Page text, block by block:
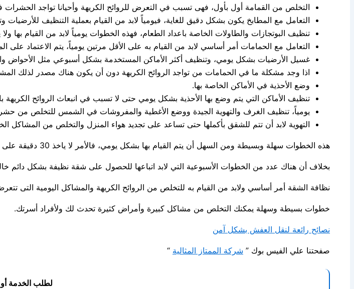
التخلص من القمامة أول بأول، فهى تسبب في التعرض للروائح الكريهة وأحيانا تواجد الحشرات
التعامل مع المطابخ يكون بشكل دقيق للغاية، فيومياً لابد من القيام بعملية التنظيف
تنظيف البوتجازات والطاولات الخاصة باعداد الطعام، فهذه الخطوات يومياً لابد من القيام بها ولا
التعامل مع الحمامات أمر أساسي لابد من القيام به على الأقل مرتين يومياً، يتم الاعتماد على
غسيل الأرضيات بشكل يومي، وتنظيف أكثر الأماكن المستخدمة بشكل أسبوعي مثل الأحواض
اذا وجد مشكلة ما في الحمامات من تواجد الروائح الكريهة دون أن يكون هناك مصدر لذلك
وضع الأحذية في الأماكن الخاصة بها.
تنظيف الأماكن التي يتم وضع بها الأحذية بشكل يومي حتى لا تسبب في انبعاث الروائح الكريهة
يومياً، تنظيف الغرف والتهوية الجيدة ووضع الأغطية والمفروشات في الشمس للتخلص من
التهوية لابد أن تتم للشقق بأكملها حتى تساعد على تجديد هواء المنزل والتخلص من المشاكل
هذه الخطوات سهلة وبسيطة ومن السهل أن يتم القيام بها بشكل يومي، فالأمر لا ياخذ 30 دقيقة على الإطلاق.
بخلاف أن هناك عدد من الخطوات الأسبوعية التي لابد اتباعها للحصول على شقة نظيفة بشكل
نظافة الشقة أمر أساسي ولابد من القيام به للتخلص من الروائح الكريهة والمشاكل اليومية التى
خطوات بسيطة وسهلة يمكنك التخلص من مشاكل كبيرة وأمراض كثيرة تحدث لك ولأفراد أسرتك.
نصائح رائعة لنقل العفش بشكل آمن
صفحتنا علي الفيس بوك ” شركة الممتاز المثالية “
لطلب الخدمة أو